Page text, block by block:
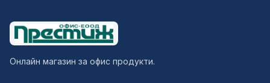
Онлайн магазин за офис продукти.